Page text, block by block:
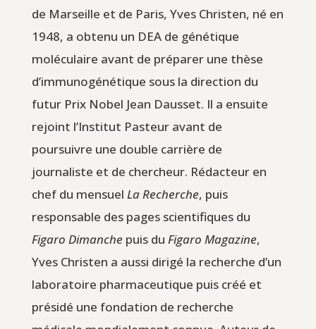
de Marseille et de Paris, Yves Christen, né en
1948, a obtenu un DEA de génétique
moléculaire avant de préparer une thèse
d’immunogénétique sous la direction du
futur Prix Nobel Jean Dausset. Il a ensuite
rejoint l’Institut Pasteur avant de
poursuivre une double carrière de
journaliste et de chercheur. Rédacteur en
chef du mensuel La Recherche, puis
responsable des pages scientifiques du
Figaro Dimanchepuis du Figaro Magazine,
Yves Christen a aussi dirigé la recherche d’un
laboratoire pharmaceutique puis créé et
présidé une fondation de recherche